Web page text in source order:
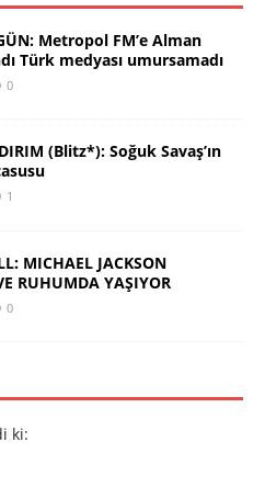
Metropol FM’e Alman
Türk medyası umursamadı
0
(Blitz*): Soğuk Savaş’ın
1
MICHAEL JACKSON
RUHUMDA YAŞIYOR
0
ki: